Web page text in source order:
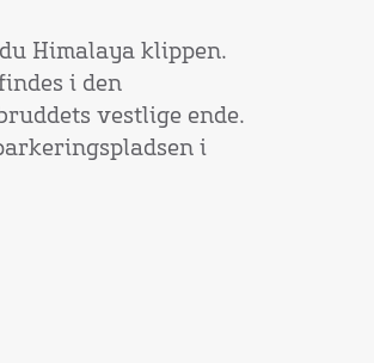
Himalaya klippen.
i den
vestlige ende.
i